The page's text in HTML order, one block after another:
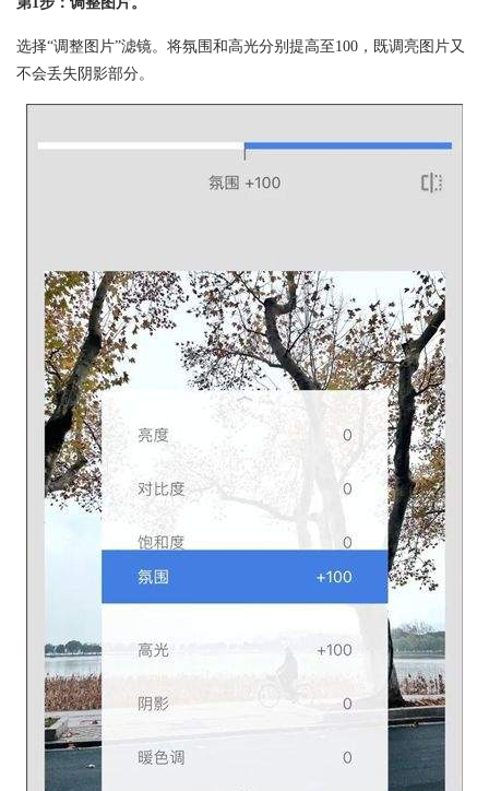
选择“调整图片”滤镜。将氛围和高光分别提高至100，既调亮图片又
不会丢失阴影部分。